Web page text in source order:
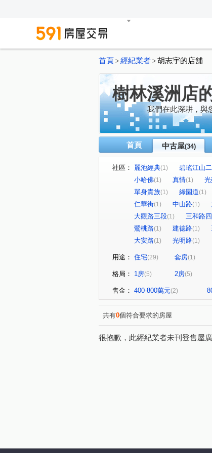
首頁 > 經紀業者 > 胡志宇的店舖
樹林溪洲店
我們在此深耕，與
首頁 中古屋(34)
社區： 麗池經典(1) 碧瑤江山
小哈佛(1) 真情(1)
單身貴族(1) 綠園道(1)
仁華街(1) 中山路(1)
大觀路三段(1) 三和路
鶯桃路(1) 建德路(1)
大安路(1) 光明路(1)
用途： 住宅(29) 套房(1)
格局： 1房(5) 2房(5)
售金： 400-800萬元(2)
共有0個符合要求的房屋
很抱歉，此經紀業者未刊登售屋廣